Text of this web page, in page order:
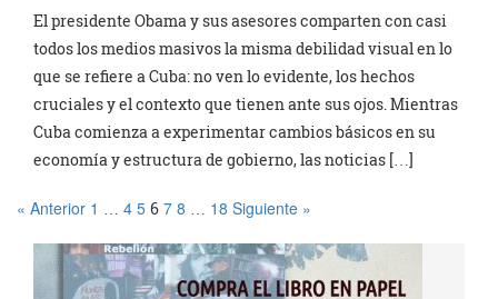
El presidente Obama y sus asesores comparten con casi
todos los medios masivos la misma debilidad visual en lo
que se refiere a Cuba: no ven lo evidente, los hechos
cruciales y el contexto que tienen ante sus ojos. Mientras
Cuba comienza a experimentar cambios básicos en su
economía y estructura de gobierno, las noticias […]
« Anterior 1 4 5 6 7 8 18 Siguiente »